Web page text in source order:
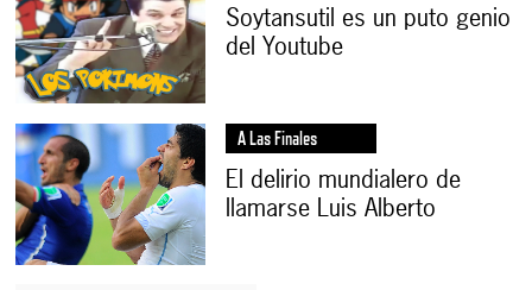
Soytansutil es un puto genio
del Youtube
A Las Finales
El delirio mundialero de
llamarse Luis Alberto